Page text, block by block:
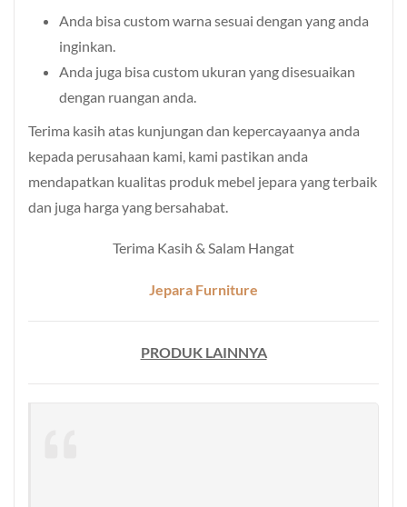
Anda bisa custom warna sesuai dengan yang anda
inginkan.
Anda juga bisa custom ukuran yang disesuaikan
dengan ruangan anda.
Terima kasih atas kunjungan dan kepercayaanya anda
kepada perusahaan kami, kami pastikan anda
mendapatkan kualitas produk mebel jepara yang terbaik
dan juga harga yang bersahabat.
Terima Kasih & Salam Hangat
Jepara Furniture
PRODUK LAINNYA